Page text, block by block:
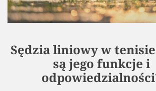
Sędzia liniowy w
są jego funkcje i